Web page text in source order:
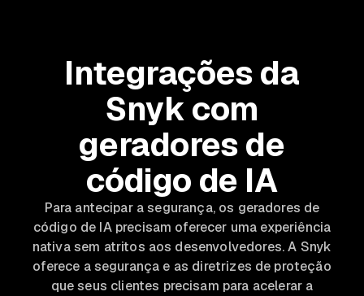
Integrações da
Snyk com
geradores de
código de IA
Para antecipar a segurança, os geradores de
código de IA precisam oferecer uma experiência
nativa sem atritos aos desenvolvedores. A Snyk
oferece a segurança e as diretrizes de proteção
que seus clientes precisam para acelerar a